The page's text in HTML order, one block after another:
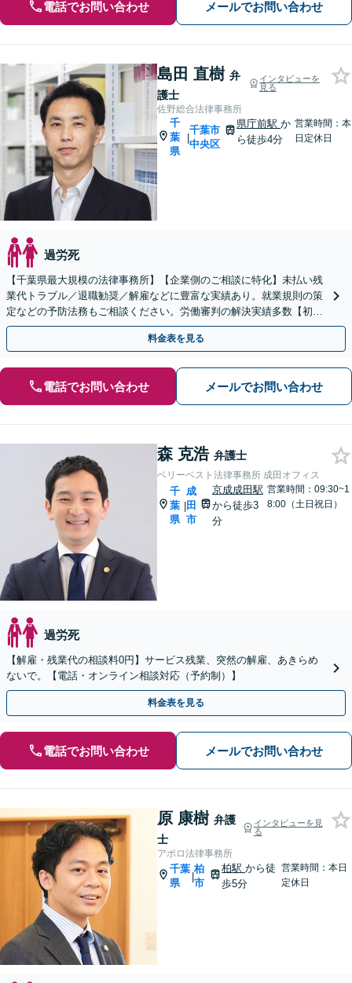
電話でお問い合わせ メールでお問い合わせ
島田 直樹 弁
護士
インタビューを
見る
佐野総合法律事務所
千
葉
県
|
千葉市
中央区
県庁前駅か
ら徒歩4分
営業時間：本
日定休日
過労死
【千葉県最大規模の法律事務所】【企業側のご相談に特化】未払い残
業代トラブル／退職勧奨／解雇などに豊富な実績あり。就業規則の策
定などの予防法務もご相談ください。労働審判の解決実績多数【初回
来所相談無料】【電話・web面談可】【千葉中央駅5分】
料金表を見る
電話でお問い合わせ メールでお問い合わせ
森 克浩 弁護士
ベリーベスト法律事務所 成田オフィス
千
葉
県
|
成
田
市
京成成田駅
から徒歩3
分
営業時間：09:30~1
8:00（土日祝日）
過労死
【解雇・残業代の相談料0円】サービス残業、突然の解雇、あきらめ
ないで。【電話・オンライン相談対応（予約制）】
料金表を見る
電話でお問い合わせ メールでお問い合わせ
原 康樹 弁護
士
インタビューを見
る
アポロ法律事務所
千葉
県
|
柏
市
柏駅から徒
歩5分
営業時間：本日
定休日